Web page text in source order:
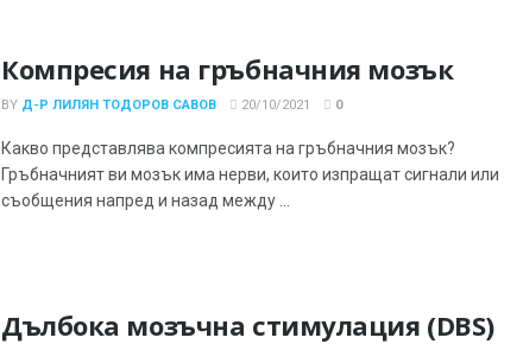
Компресия на гръбначния мозък
BY Д-Р ЛИЛЯН ТОДОРОВ САВОВ 20/10/2021 0
Какво представлява компресията на гръбначния мозък?
Гръбначният ви мозък има нерви, които изпращат сигнали или
съобщения напред и назад между ...
Дълбока мозъчна стимулация (DBS)